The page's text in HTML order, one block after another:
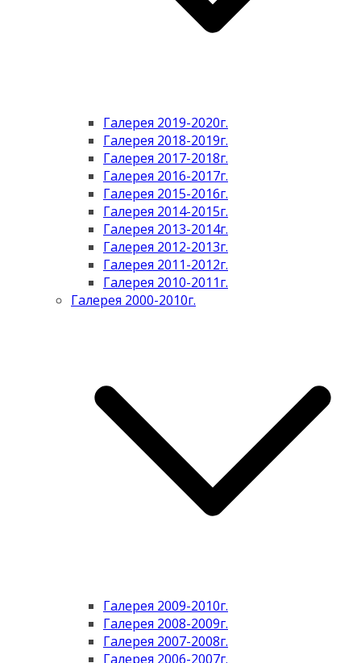
Галерея 2019-2020г.
Галерея 2018-2019г.
Галерея 2017-2018г.
Галерея 2016-2017г.
Галерея 2015-2016г.
Галерея 2014-2015г.
Галерея 2013-2014г.
Галерея 2012-2013г.
Галерея 2011-2012г.
Галерея 2010-2011г.
Галерея 2000-2010г.
Галерея 2009-2010г.
Галерея 2008-2009г.
Галерея 2007-2008г.
Галерея 2006-2007г.